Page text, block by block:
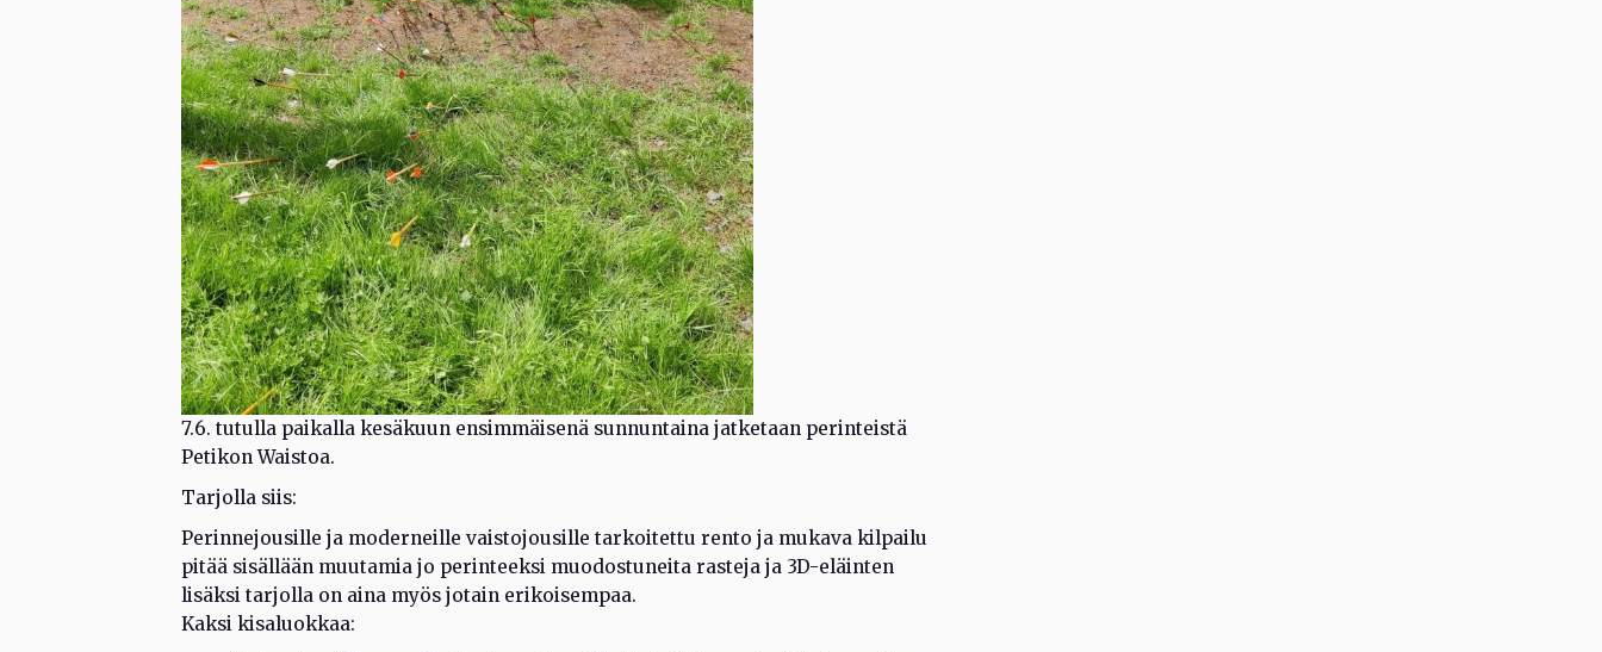
7.6. tutulla paikalla kesäkuun ensimmäisenä sunnuntaina jatketaan perinteistä
Petikon Waistoa.
Tarjolla siis:
Perinnejousille ja moderneille vaistojousille tarkoitettu rento ja mukava kilpailu
pitää sisällään muutamia jo perinteeksi muodostuneita rasteja ja 3D-eläinten
lisäksi tarjolla on aina myös jotain erikoisempaa.
Kaksi kisaluokkaa: